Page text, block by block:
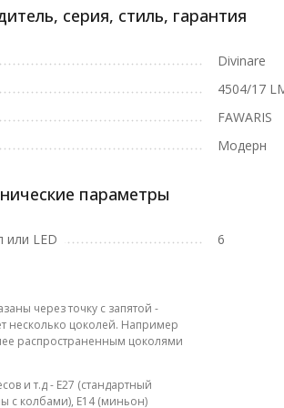
серия, стиль, гарантия
Divinare
4504/17
FAWARIS
Модерн
параметры
или LED
6
через точку с запятой -
несколько цоколей. Например
распространенным цоколями
и т.д - E27 (стандартный
с колбами), E14 (миньон)